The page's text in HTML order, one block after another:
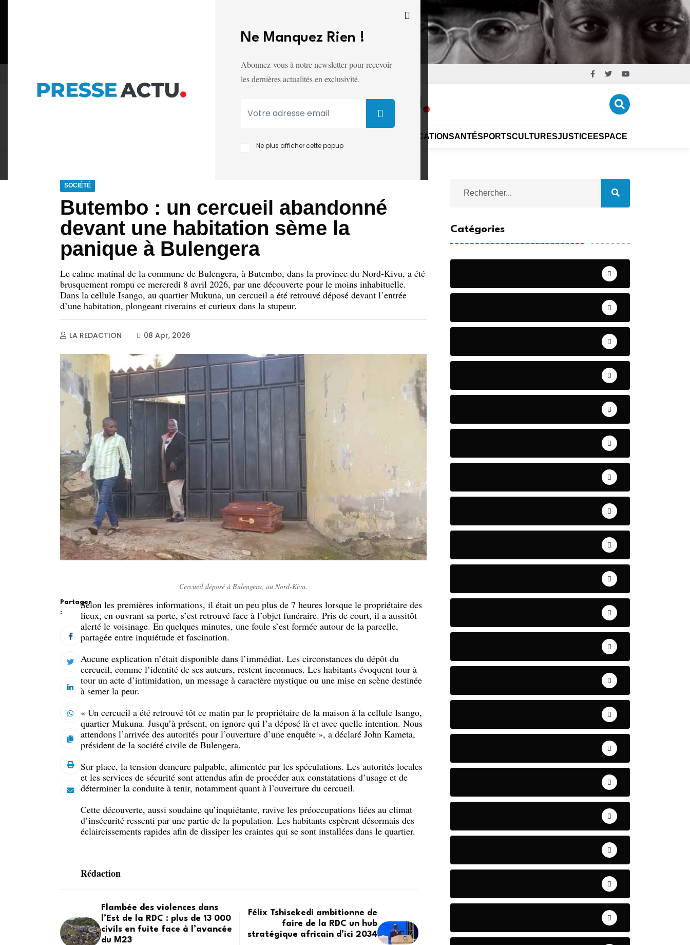
Ne Manquez Rien !
Abonnez-vous à notre newsletter pour recevoir
les dernières actualités en exclusivité.
Ne plus afficher cette popup
ÉDUCATIONSANTÉSPORTSCULTURESJUSTICE ESPACE ÉCO
SOCIÉTÉ
Butembo : un cercueil abandonné
devant une habitation sème la
panique à Bulengera
Le calme matinal de la commune de Bulengera, à Butembo, dans la province du Nord-Kivu, a été
brusquement rompu ce mercredi 8 avril 2026, par une découverte pour le moins inhabituelle.
Dans la cellule Isango, au quartier Mukuna, un cercueil a été retrouvé déposé devant l’entrée
d’une habitation, plongeant riverains et curieux dans la stupeur.
LA REDACTION 08 Apr, 2026
Cercueil déposé à Bulengera, au Nord-Kivu.
Partager
:
Selon les premières informations, il était un peu plus de 7 heures lorsque le propriétaire des
lieux, en ouvrant sa porte, s’est retrouvé face à l’objet funéraire. Pris de court, il a aussitôt
alerté le voisinage. En quelques minutes, une foule s’est formée autour de la parcelle,
partagée entre inquiétude et fascination.
Aucune explication n’était disponible dans l’immédiat. Les circonstances du dépôt du
cercueil, comme l’identité de ses auteurs, restent inconnues. Les habitants évoquent tour à
tour un acte d’intimidation, un message à caractère mystique ou une mise en scène destinée
à semer la peur.
« Un cercueil a été retrouvé tôt ce matin par le propriétaire de la maison à la cellule Isango,
quartier Mukuna. Jusqu’à présent, on ignore qui l’a déposé là et avec quelle intention. Nous
attendons l’arrivée des autorités pour l’ouverture d’une enquête », a déclaré John Kameta,
président de la société civile de Bulengera.
Sur place, la tension demeure palpable, alimentée par les spéculations. Les autorités locales
et les services de sécurité sont attendus afin de procéder aux constatations d’usage et de
déterminer la conduite à tenir, notamment quant à l’ouverture du cercueil.
Cette découverte, aussi soudaine qu’inquiétante, ravive les préoccupations liées au climat
d’insécurité ressenti par une partie de la population. Les habitants espèrent désormais des
éclaircissements rapides afin de dissiper les craintes qui se sont installées dans le quartier.
Rédaction
Flambée des violences dans
l’Est de la RDC : plus de 13 000
civils en fuite face à l’avancée
du M23
Félix Tshisekedi ambitionne de
faire de la RDC un hub
stratégique africain d’ici 2034
Catégories